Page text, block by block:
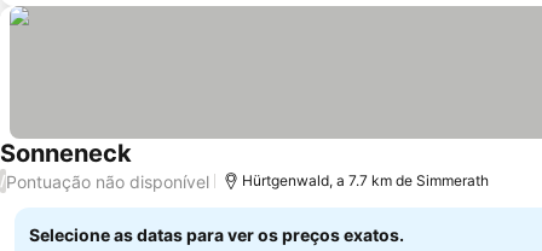
Sonneneck
/Pontuação não disponível Hürtgenwald, a 7.7 km de Simmerath
Selecione as datas para ver os preços exatos.